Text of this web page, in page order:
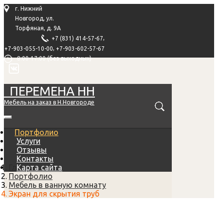
г. Нижний
Новгород, ул.
Торфяная, д. 9А
+7 (831) 414-57-67,
+7-903-055-10-00, +7-903-602-57-67
8:00-17:00 (без выходных)
ПЕРЕМЕНА НН
Мебель на заказ в Н.Новгороде
Портфолио
Услуги
Отзывы
Контакты
Карта сайта
Главная
Портфолио
Мебель в ванную комнату
Экран для скрытия труб